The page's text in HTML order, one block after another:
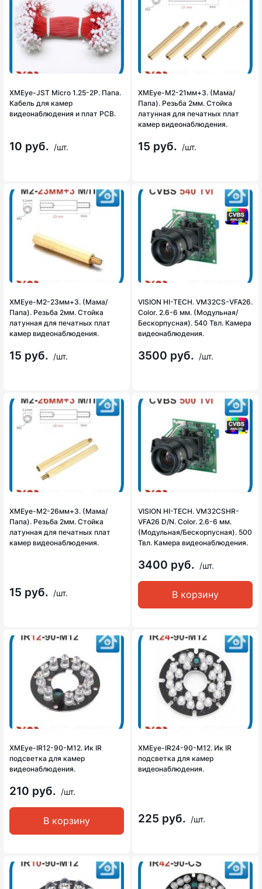
XMEye-JST Micro 1.25-2P. Папа.
Кабель для камер
видеонаблюдения и плат PCB.
10 руб. /шт.
XMEye-M2-21мм+3. (Мама/
Папа). Резьба 2мм. Стойка
латунная для печатных плат
камер видеонаблюдения.
15 руб. /шт.
XMEye-M2-23мм+3. (Мама/
Папа). Резьба 2мм. Стойка
латунная для печатных плат
камер видеонаблюдения.
15 руб. /шт.
VISION HI-TECH. VM32CS-VFA26.
Color. 2.6-6 мм. (Модульная/
Бескорпусная). 540 Твл. Камера
видеонаблюдения.
3500 руб. /шт.
XMEye-M2-26мм+3. (Мама/
Папа). Резьба 2мм. Стойка
латунная для печатных плат
камер видеонаблюдения.
15 руб. /шт.
VISION HI-TECH. VM32CSHR-
VFA26 D/N. Color. 2.6-6 мм.
(Модульная/Бескорпусная). 500
Твл. Камера видеонаблюдения.
3400 руб. /шт.
В корзину
XMEye-IR12-90-M12. Ик IR
подсветка для камер
видеонаблюдения.
210 руб. /шт.
В корзину
XMEye-IR24-90-M12. Ик IR
подсветка для камер
видеонаблюдения.
225 руб. /шт.